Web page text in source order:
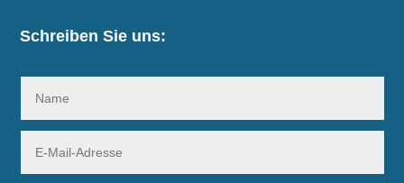
Schreiben Sie uns: